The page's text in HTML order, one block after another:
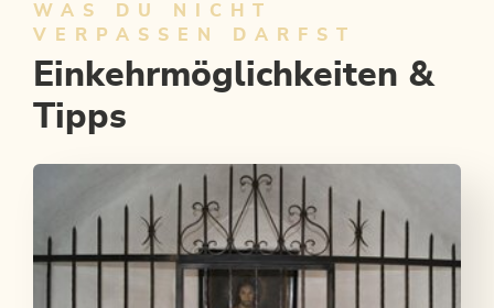
WAS DU NICHT
VERPASSEN DARFST
Einkehrmöglichkeiten &
Tipps